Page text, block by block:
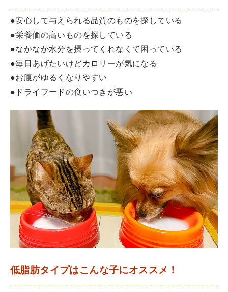
●安心して与えられる品質のものを探している
●栄養価の高いものを探している
●なかなか水分を摂ってくれなくて困っている
●毎日あげたいけどカロリーが気になる
●お腹がゆるくなりやすい
●ドライフードの食いつきが悪い
低脂肪タイプはこんな子にオススメ！